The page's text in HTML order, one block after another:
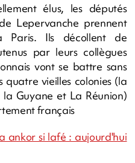
élus, les députés
Lepervanche prennent
Paris. Ils décollent de
par leurs collègues
vont se battre sans
vieilles colonies (la
Guyane et La Réunion)
français
ankor si lafé : aujourd'hui